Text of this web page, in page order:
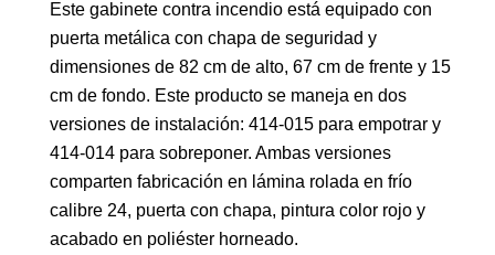
Este gabinete contra incendio está equipado con
puerta metálica con chapa de seguridad y
dimensiones de 82 cm de alto, 67 cm de frente y 15
cm de fondo. Este producto se maneja en dos
versiones de instalación: 414-015 para empotrar y
414-014 para sobreponer. Ambas versiones
comparten fabricación en lámina rolada en frío
calibre 24, puerta con chapa, pintura color rojo y
acabado en poliéster horneado.